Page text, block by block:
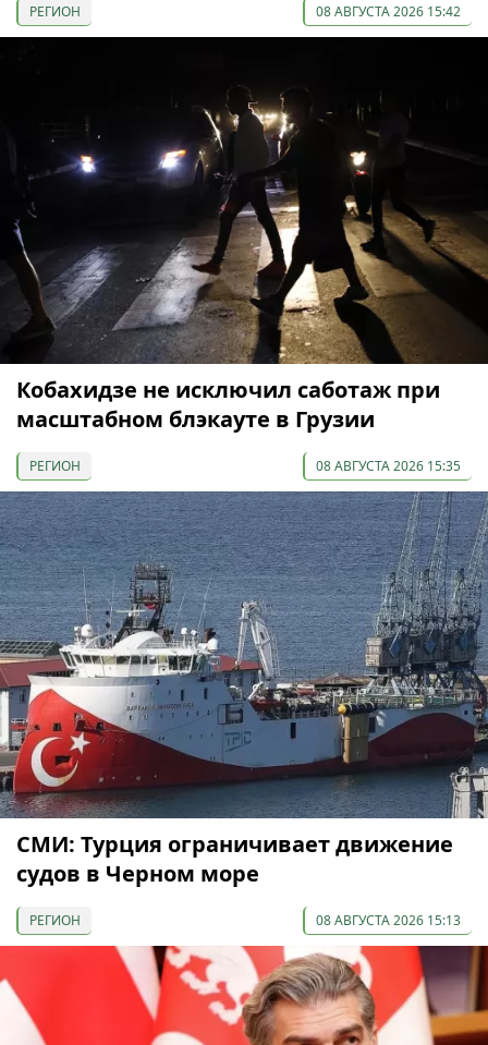
РЕГИОН 08 АВГУСТА 2026 15:42
Кобахидзе не исключил саботаж при
масштабном блэкауте в Грузии
РЕГИОН 08 АВГУСТА 2026 15:35
СМИ: Турция ограничивает движение
судов в Черном море
РЕГИОН 08 АВГУСТА 2026 15:13